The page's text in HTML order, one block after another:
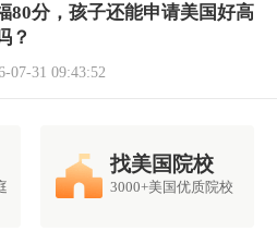
80分，孩子还能申请美国好高
？
07-31 09:43:52
找美国院校
3000+美国优质院校